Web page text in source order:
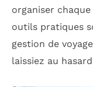
organiser
outils pratiques
gestion de
laissiez au